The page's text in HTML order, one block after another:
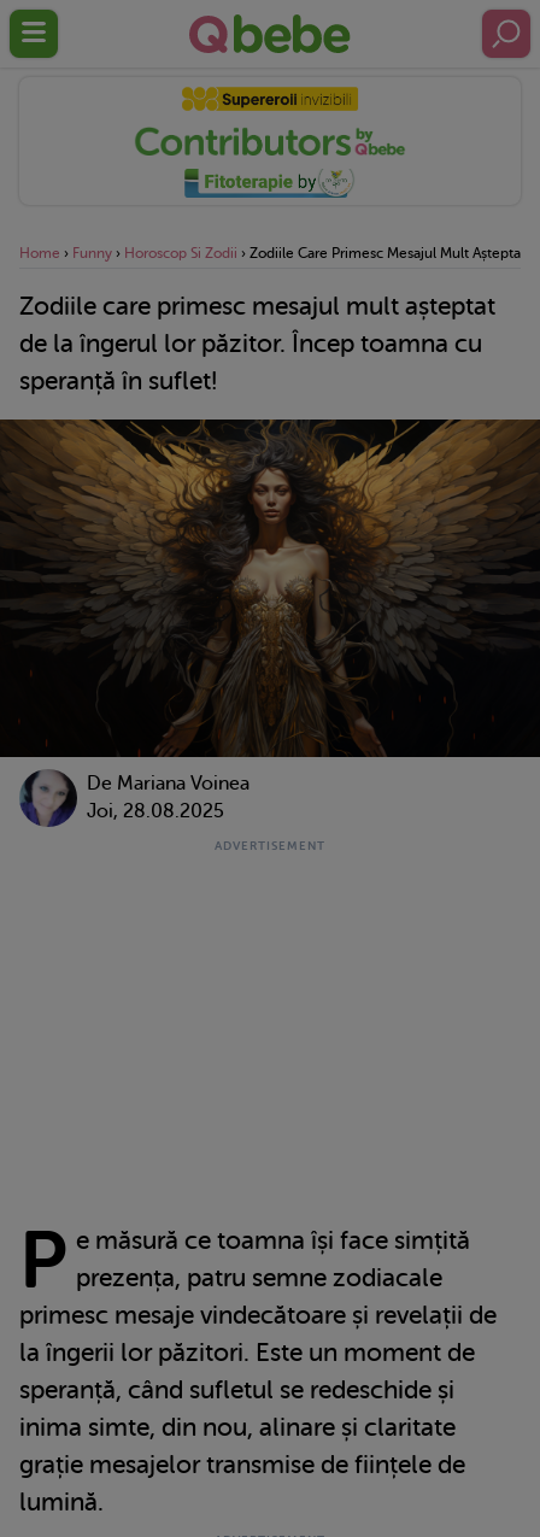
Home › Funny › Horoscop Si Zodii › Zodiile Care Primesc Mesajul Mult Așteptat
Zodiile care primesc mesajul mult așteptat
de la îngerul lor păzitor. Încep toamna cu
speranță în suflet!
De Mariana Voinea
Joi, 28.08.2025
P e măsură ce toamna își face simțită
prezența, patru semne zodiacale
primesc mesaje vindecătoare și revelații de
la îngerii lor păzitori. Este un moment de
speranță, când sufletul se redeschide și
inima simte, din nou, alinare și claritate
grație mesajelor transmise de ființele de
lumină.